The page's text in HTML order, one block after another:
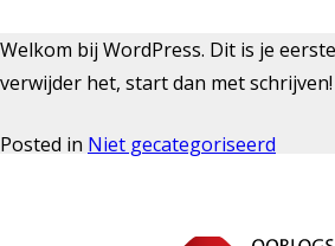
Welkom bij WordPress. Dit is je
verwijder het, start dan met schrijven!
Posted in Niet gecategoriseerd